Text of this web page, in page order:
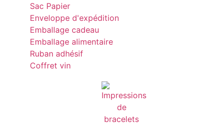
Sac Papier
Enveloppe d'expédition
Emballage cadeau
Emballage alimentaire
Ruban adhésif
Coffret vin